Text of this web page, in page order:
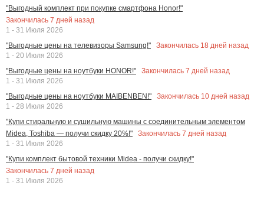
"Выгодный комплект при покупке смартфона Honor!"
Закончилась 7 дней назад
1 - 31 Июля 2026
"Выгодные цены на телевизоры Samsung!"
Закончилась 18 дней назад
1 - 20 Июля 2026
"Выгодные цены на ноутбуки HONOR!"
Закончилась 7 дней назад
1 - 31 Июля 2026
"Выгодные цены на ноутбуки MAIBENBEN!"
Закончилась 10 дней назад
1 - 28 Июля 2026
"Купи стиральную и сушильную машины с соединительным элементом
Midea, Toshiba — получи скидку 20%!"
Закончилась 7 дней назад
1 - 31 Июля 2026
"Купи комплект бытовой техники Midea - получи скидку!"
Закончилась 7 дней назад
1 - 31 Июля 2026